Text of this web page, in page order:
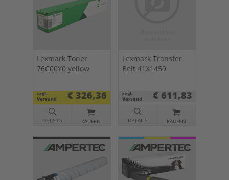
Lexmark Toner
76C00Y0 yellow
zzgl.
Versand
€ 326,36
DETAILS KAUFEN
Lexmark Transfer
Belt 41X1459
zzgl.
Versand
€ 611,83
DETAILS KAUFEN